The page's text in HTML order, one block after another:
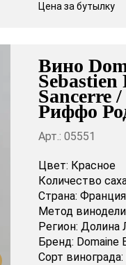
Цена за бутылку
Вино
Sancerre
Риффо
Арт.: 05551
Цвет: Красное
Количество
Страна: Франция
Метод
Регион: Долина
Бренд: Domaine
Сорт винограда: